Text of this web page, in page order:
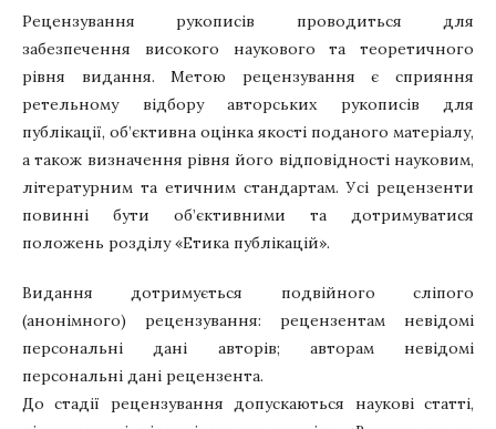
Рецензування рукописів проводиться для
забезпечення високого наукового та теоретичного
рівня видання. Метою рецензування є сприяння
ретельному відбору авторських рукописів для
публікації, об’єктивна оцінка якості поданого матеріалу,
а також визначення рівня його відповідності науковим,
літературним та етичним стандартам. Усі рецензенти
повинні бути об’єктивними та дотримуватися
положень розділу «Етика публікацій».
Видання дотримується подвійного сліпого
(анонімного) рецензування: рецензентам невідомі
персональні дані авторів; авторам невідомі
персональні дані рецензента.
До стадії рецензування допускаються наукові статті,